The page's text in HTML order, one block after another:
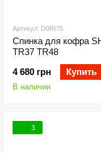
Артикул: D0RI75
Спинка для кофра
TR37 TR48
4 680 грн
Купить
В наличии
3